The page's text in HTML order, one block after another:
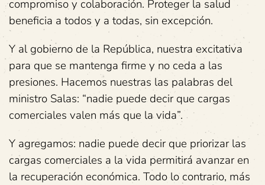
compromiso y colaboración. Proteger la salud
beneficia a todos y a todas, sin excepción.
Y al gobierno de la República, nuestra excitativa
para que se mantenga firme y no ceda a las
presiones. Hacemos nuestras las palabras del
ministro Salas: “nadie puede decir que cargas
comerciales valen más que la vida”.
Y agregamos: nadie puede decir que priorizar las
cargas comerciales a la vida permitirá avanzar en
la recuperación económica. Todo lo contrario, más